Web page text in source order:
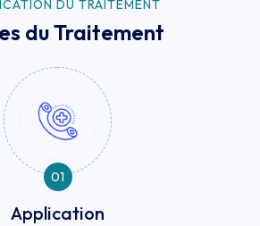
DU TRAITEMENT
du Traitement
01
Application